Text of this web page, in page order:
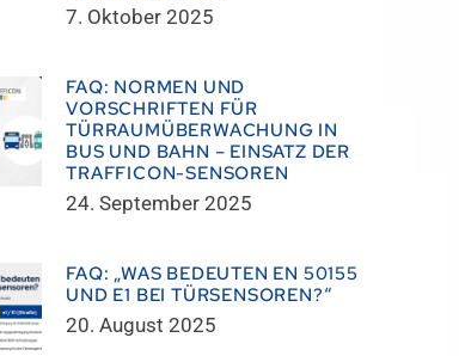
7. Oktober 2025
FAQ: NORMEN UND
VORSCHRIFTEN FÜR
TÜRRAUMÜBERWACHUNG IN
BUS UND BAHN – EINSATZ DER
TRAFFICON-SENSOREN
24. September 2025
FAQ: „WAS BEDEUTEN EN 50155
UND E1 BEI TÜRSENSOREN?“
20. August 2025